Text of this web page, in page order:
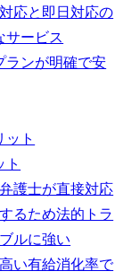
応と即日対応の
サービス
ランが明確で安
ット
ト
弁護士が直接対応
するため法的トラ
ブルに強い
高い有給消化率で